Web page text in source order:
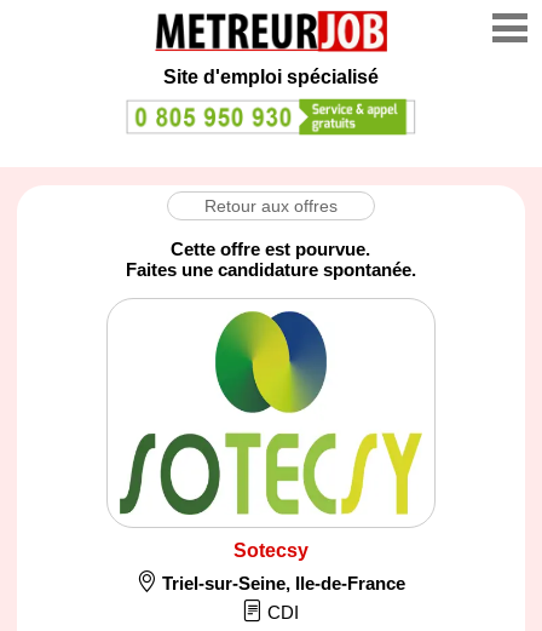
Site d'emploi spécialisé
Retour aux offres
Cette offre est pourvue.
Faites une candidature spontanée.
Sotecsy
Triel-sur-Seine, Ile-de-France
CDI